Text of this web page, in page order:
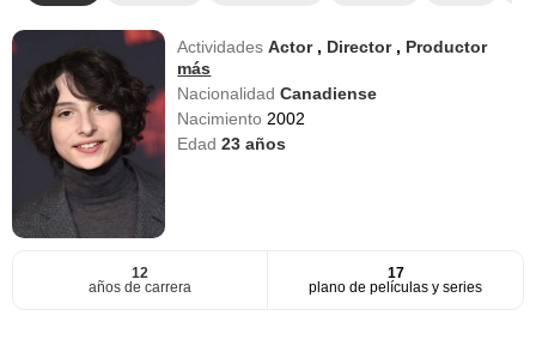
ActividadesActor , Director , Productor
más
NacionalidadCanadiense
Nacimiento 2002
Edad23 años
12
años de carrera
17
plano de películas y series